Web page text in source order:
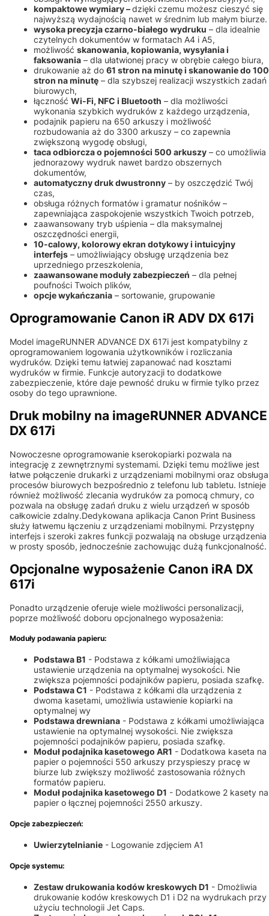
kompaktowe wymiary –dzięki czemu możesz cieszyć się
najwyższą wydajnością nawet w średnim lub małym biurze.
wysoka precyzja czarno-białego wydruku – dla idealnie
czytelnych dokumentów w formatach A4 i A5,
możliwość skanowania, kopiowania, wysyłania i
faksowania – dla ułatwionej pracy w obrębie całego biura,
drukowanie aż do 61 stron na minutę i skanowanie do 100
stron na minutę – dla szybszej realizacji wszystkich zadań
biurowych,
łączność Wi-Fi, NFC i Bluetooth – dla możliwości
wykonania szybkich wydruków z każdego urządzenia,
podajnik papieru na 650 arkuszy i możliwość
rozbudowania aż do 3300 arkuszy – co zapewnia
zwiększoną wygodę obsługi,
taca odbiorcza o pojemności 500 arkuszy – co umożliwia
jednorazowy wydruk nawet bardzo obszernych
dokumentów,
automatyczny druk dwustronny – by oszczędzić Twój
czas,
obsługa różnych formatów i gramatur nośników –
zapewniająca zaspokojenie wszystkich Twoich potrzeb,
zaawansowany tryb uśpienia – dla maksymalnej
oszczędności energii,
10-calowy, kolorowy ekran dotykowy i intuicyjny
interfejs – umożliwiający obsługę urządzenia bez
uprzedniego przeszkolenia,
zaawansowane moduły zabezpieczeń – dla pełnej
poufności Twoich plików,
opcje wykańczania – sortowanie, grupowanie
Oprogramowanie Canon iR ADV DX 617i
Model imageRUNNER ADVANCE DX 617i jest kompatybilny z
oprogramowaniem logowania użytkowników i rozliczania
wydruków. Dzięki temu łatwiej zapanować nad kosztami
wydruków w firmie. Funkcje autoryzacji to dodatkowe
zabezpieczenie, które daje pewność druku w firmie tylko przez
osoby do tego uprawnione.
Druk mobilny na imageRUNNER ADVANCE
DX 617i
Nowoczesne oprogramowanie kserokopiarki pozwala na
integrację z zewnętrznymi systemami. Dzięki temu możliwe jest
łatwe połączenie drukarki z urządzeniami mobilnymi oraz obsługa
procesów biurowych bezpośrednio z telefonu lub tabletu. Istnieje
również możliwość zlecania wydruków za pomocą chmury, co
pozwala na obsługę zadań druku z wielu urządzeń w sposób
całkowicie zdalny.Dedykowana aplikacja Canon Print Business
służy łatwemu łączeniu z urządzeniami mobilnymi. Przystępny
interfejs i szeroki zakres funkcji pozwalają na obsługe urządzenia
w prosty sposób, jednocześnie zachowując dużą funkcjonalność.
Opcjonalne wyposażenie Canon iRA DX
617i
Ponadto urządzenie oferuje wiele możliwości personalizacji,
poprze możliwość doboru opcjonalnego wyposażenia:
Moduły podawania papieru:
Podstawa B1 - Podstawa z kółkami umożliwiająca
ustawienie urządzenia na optymalnej wysokości. Nie
zwiększa pojemności podajników papieru, posiada szafkę.
Podstawa C1 - Podstawa z kółkami dla urządzenia z
dwoma kasetami, umożliwia ustawienie kopiarki na
optymalnej wy
Podstawa drewniana - Podstawa z kółkami umożliwiająca
ustawienie na optymalnej wysokości. Nie zwiększa
pojemności podajników papieru, posiada szafkę.
Moduł podajnika kasetowego AR1 - Dodatkowa kaseta na
papier o pojemności 550 arkuszy przyspieszy pracę w
biurze lub zwiększy możliwość zastosowania różnych
formatów papieru.
Moduł podajnika kasetowego D1 - Dodatkowe 2 kasety na
papier o łącznej pojemności 2550 arkuszy.
Opcje zabezpieczeń:
Uwierzytelnianie - Logowanie zdjęciem A1
Opcje systemu:
Zestaw drukowania kodów kreskowych D1 - Dmożliwia
drukowanie kodów kreskowych D1 i D2 na wydrukach przy
użyciu technologii Jet Caps.